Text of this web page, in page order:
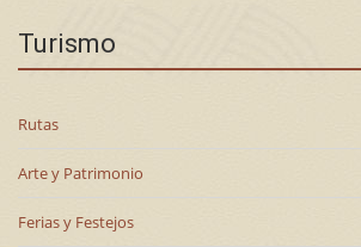
Turismo
Rutas
Arte y Patrimonio
Ferias y Festejos